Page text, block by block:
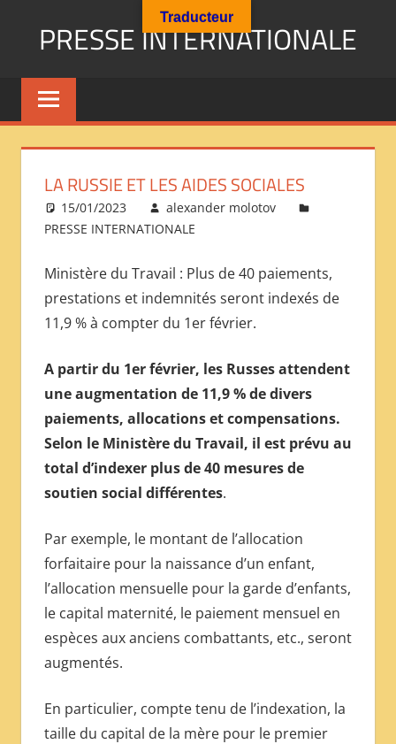
PRESSE INTERNATIONALE
Presse
Internationale
Géopolitique
Immigration
Société
Emploi
Géostratégie-
INTERNATIONAL
PRESS
——
ОБЗОР
МЕЖДУНАРОДНОЙ
ПРЕССЫ
LA RUSSIE ET LES AIDES SOCIALES
15/01/2023
alexander molotov
PRESSE INTERNATIONALE
Ministère du Travail : Plus de 40 paiements,
prestations et indemnités seront indexés de
11,9 % à compter du 1er février.
A partir du 1er février, les Russes attendent
une augmentation de 11,9 % de divers
paiements, allocations et compensations.
Selon le Ministère du Travail, il est prévu au
total d’indexer plus de 40 mesures de
soutien social différentes.
Par exemple, le montant de l’allocation
forfaitaire pour la naissance d’un enfant,
l’allocation mensuelle pour la garde d’enfants,
le capital maternité, le paiement mensuel en
espèces aux anciens combattants, etc., seront
augmentés.
En particulier, compte tenu de l’indexation, la
taille du capital de la mère pour le premier
Traducteur